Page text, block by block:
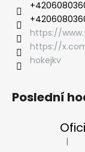
https://
https://
hokejkv
Poslední
|